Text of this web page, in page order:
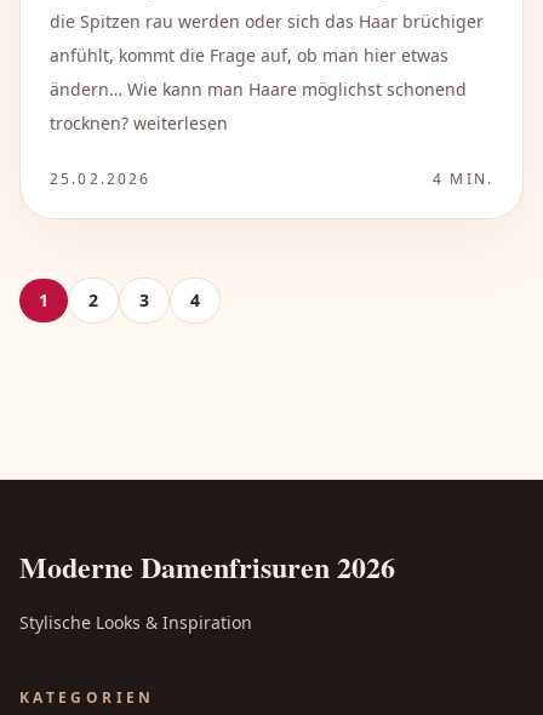
die Spitzen rau werden oder sich das Haar brüchiger
anfühlt, kommt die Frage auf, ob man hier etwas
ändern… Wie kann man Haare möglichst schonend
trocknen? weiterlesen
25.02.2026 4 MIN.
1 2 3 4
Moderne Damenfrisuren 2026
Stylische Looks & Inspiration
KATEGORIEN